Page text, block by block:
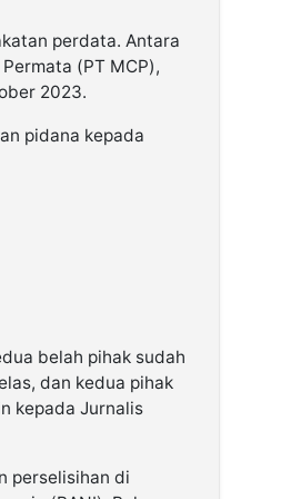
perdata. Antara
(PT MCP),
2023.
pidana kepada
belah pihak sudah
dan kedua pihak
kepada Jurnalis
perselisihan di